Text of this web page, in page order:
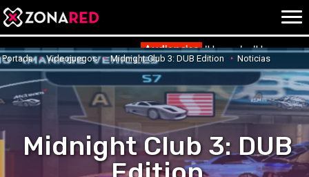
{literal}{/literal}
HOME JUEGOS
NOTICIAS ANÁLISIS
Audiencias 'Hanna' y 'Una
Portada Videojuegos Midnight Club 3: DUB Edition Noticias
Midnight Club 3: DUB